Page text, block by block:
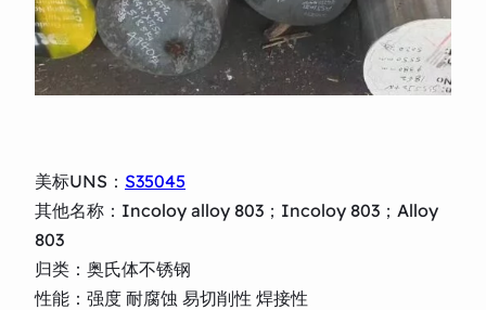
美标UNS： S35045
其他名称：Incoloy alloy 803；Incoloy 803；Alloy
803
归类：奥氏体不锈钢
性能：强度 耐腐蚀 易切削性 焊接性